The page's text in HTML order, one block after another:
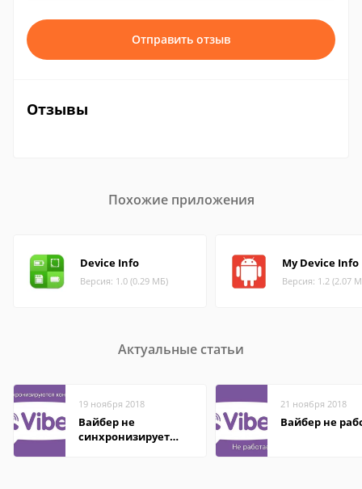
Отправить отзыв
Отзывы
Похожие приложения
Device Info
Версия: 1.0 (0.29 МБ)
My Device Info
Версия: 1.2 (2.07
Актуальные статьи
19 ноября 2018
Вайбер не
синхронизирует
21 ноября 2018
Вайбер не